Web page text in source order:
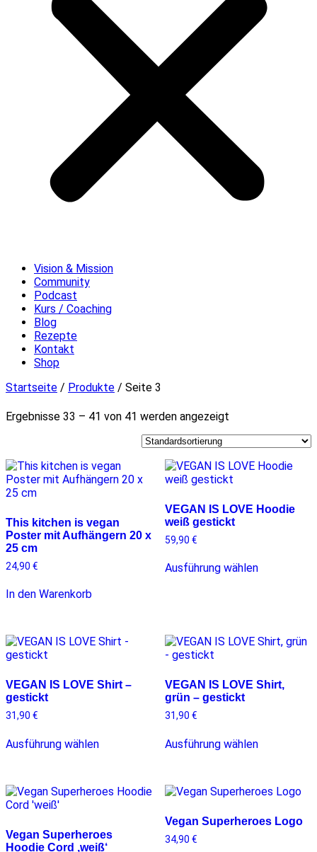
Vision & Mission
Community
Podcast
Kurs / Coaching
Blog
Rezepte
Kontakt
Shop
Startseite / Produkte / Seite 3
Ergebnisse 33 – 41 von 41 werden angezeigt
This kitchen is vegan
Poster mit Aufhängern 20 x
25 cm
24,90 €
In den Warenkorb
VEGAN IS LOVE Hoodie
weiß gestickt
59,90 €
Ausführung wähleni
P
d
u
e
m
h
VEGAN IS LOVE Shirt –
gestickt
31,90 €
Ausführung wähleni
e
s
o
VEGAN IS LOVE Shirt,
grün – gestickt
31,90 €
Ausführung wähleni
e
s
r
Vegan Superheroes
Hoodie Cord ‚weiß‘
Vegan Superheroes Logo
34,90 €